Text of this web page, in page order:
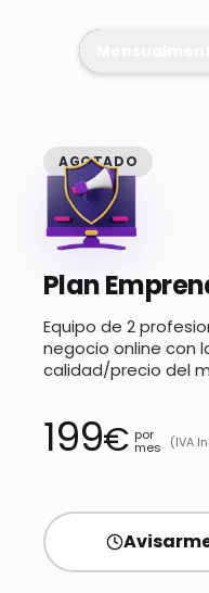
AGOTADO
Plan
Equipo de 2
negocio online con
calidad/precio del
199€ por
mes (IVA